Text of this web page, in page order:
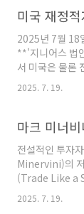
이어지는지를
과정은 마치 ..
'지니어스 법안
단순히 암호화
프레임워크가
시대의 금융 패
미국이 던진 가
작을 알리는 신
이기 위해 달러 ..
2025년 7월 18
**'지니어스 법
서 미국은 물론
의 서막이 올랐
'스테이블코인'
재정적자 문제
장, 그리고 비
제도권 편입이
게 얽혀 있습니
이 없는 독자도
정 상황부터 시
2025. 7. 19.
마크 미너
전설적인 투자
Minervini)의
(Trade Like a
지 않고 경이로
2025. 7. 19.